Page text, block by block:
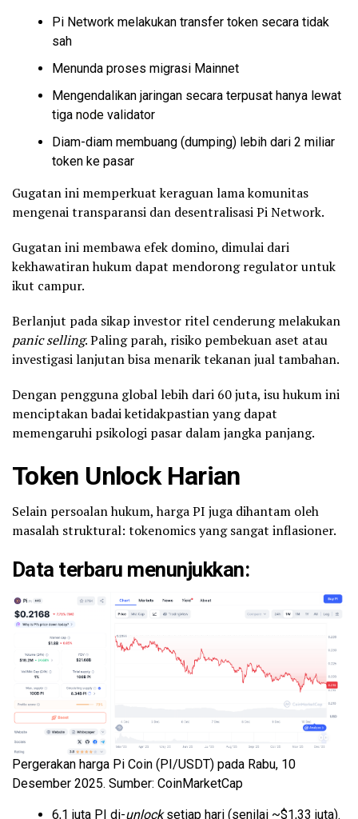
Pi Network melakukan transfer token secara tidak
sah
Menunda proses migrasi Mainnet
Mengendalikan jaringan secara terpusat hanya lewat
tiga node validator
Diam-diam membuang (dumping) lebih dari 2 miliar
token ke pasar
Gugatan ini memperkuat keraguan lama komunitas
mengenai transparansi dan desentralisasi Pi Network.
Gugatan ini membawa efek domino, dimulai dari
kekhawatiran hukum dapat mendorong regulator untuk
ikut campur.
Berlanjut pada sikap investor ritel cenderung melakukan
panic selling. Paling parah, risiko pembekuan aset atau
investigasi lanjutan bisa menarik tekanan jual tambahan.
Dengan pengguna global lebih dari 60 juta, isu hukum ini
menciptakan badai ketidakpastian yang dapat
memengaruhi psikologi pasar dalam jangka panjang.
Token Unlock Harian
Selain persoalan hukum, harga PI juga dihantam oleh
masalah struktural: tokenomics yang sangat inflasioner.
Data terbaru menunjukkan:
Pergerakan harga Pi Coin (PI/USDT) pada Rabu, 10
Desember 2025. Sumber: CoinMarketCap
6,1 juta PI di-unlocksetiap hari (senilai ~$1,33 juta).